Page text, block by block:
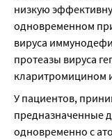
низкую
одновременном
вируса
протеазы вируса
кларитромицином
У пациентов,
предназначенные
одновременно с